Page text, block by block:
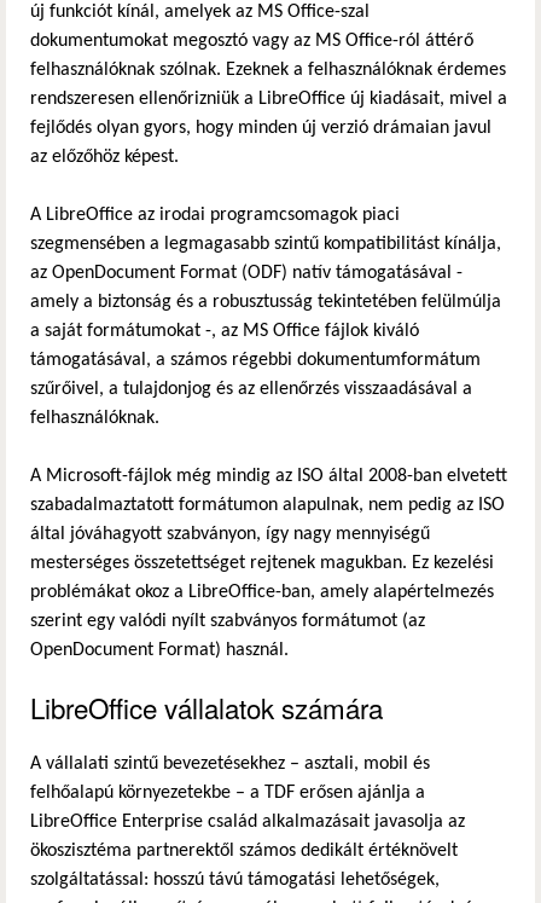
új funkciót kínál, amelyek az MS Office-szal
dokumentumokat megosztó vagy az MS Office-ról áttérő
felhasználóknak szólnak. Ezeknek a felhasználóknak érdemes
rendszeresen ellenőrizniük a LibreOffice új kiadásait, mivel a
fejlődés olyan gyors, hogy minden új verzió drámaian javul
az előzőhöz képest.
A LibreOffice az irodai programcsomagok piaci
szegmensében a legmagasabb szintű kompatibilitást kínálja,
az OpenDocument Format (ODF) natív támogatásával -
amely a biztonság és a robusztusság tekintetében felülmúlja
a saját formátumokat -, az MS Office fájlok kiváló
támogatásával, a számos régebbi dokumentumformátum
szűrőivel, a tulajdonjog és az ellenőrzés visszaadásával a
felhasználóknak.
A Microsoft-fájlok még mindig az ISO által 2008-ban elvetett
szabadalmaztatott formátumon alapulnak, nem pedig az ISO
által jóváhagyott szabványon, így nagy mennyiségű
mesterséges összetettséget rejtenek magukban. Ez kezelési
problémákat okoz a LibreOffice-ban, amely alapértelmezés
szerint egy valódi nyílt szabványos formátumot (az
OpenDocument Format) használ.
LibreOffice vállalatok számára
A vállalati szintű bevezetésekhez – asztali, mobil és
felhőalapú környezetekbe – a TDF erősen ajánlja a
LibreOffice Enterprise család alkalmazásait javasolja az
ökoszisztéma partnerektől számos dedikált értéknövelt
szolgáltatással: hosszú távú támogatási lehetőségek,